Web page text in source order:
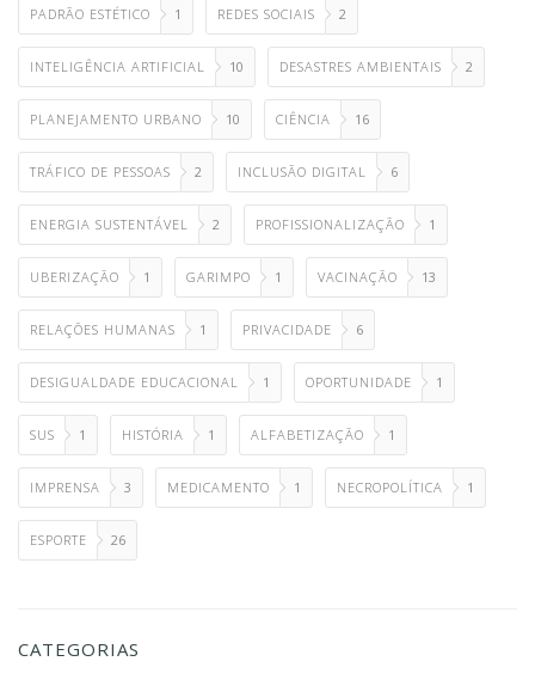
PADRÃO ESTÉTICO 1 REDES SOCIAIS 2
INTELIGÊNCIA ARTIFICIAL 10 DESASTRES AMBIENTAIS 2
PLANEJAMENTO URBANO 10 CIÊNCIA 16
TRÁFICO DE PESSOAS 2 INCLUSÃO DIGITAL 6
ENERGIA SUSTENTÁVEL 2 PROFISSIONALIZAÇÃO 1
UBERIZAÇÃO 1 GARIMPO 1 VACINAÇÃO 13
RELAÇÕES HUMANAS 1 PRIVACIDADE 6
DESIGUALDADE EDUCACIONAL 1 OPORTUNIDADE 1
SUS 1 HISTÓRIA 1 ALFABETIZAÇÃO 1
IMPRENSA 3 MEDICAMENTO 1 NECROPOLÍTICA 1
ESPORTE 26
CATEGORIAS